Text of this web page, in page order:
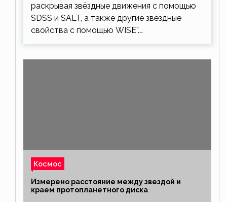
раскрывая звёздные движения с помощью
SDSS и SALT, а также другие звёздные
свойства с помощью WISE”.…
Космос
Измерено расстояние между звездой и
краем протопланетного диска